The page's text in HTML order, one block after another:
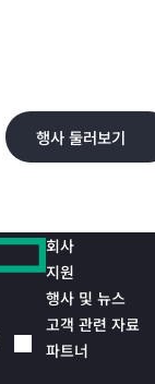
행사 둘러보기
회사
지원
행사 및 뉴스
고객 관련 자료
파트너